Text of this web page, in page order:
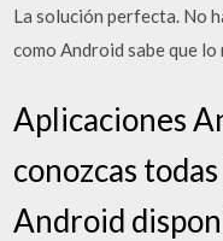
La solución perfecta. No
como Android sabe que
Aplicaciones
conozcas
Android